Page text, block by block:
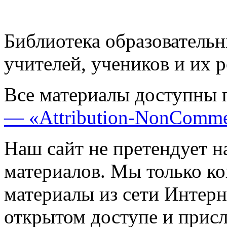
Библиотека
учителей, учеников и их
Все материалы доступны
— «Attribution-
Наш сайт не претендует
материалов. Мы только
материалы из сети
открытом доступе и